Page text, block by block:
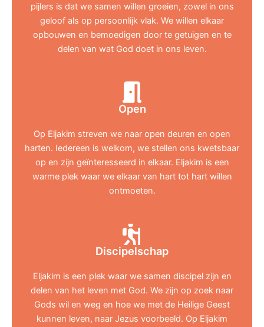
pijlers is dat we samen willen groeien, zowel in ons
geloof als op persoonlijk vlak. We willen elkaar
opbouwen en bemoedigen door te getuigen en te
delen van wat God doet in ons leven.
Open
Op Eljakim streven we naar open deuren en open
harten. Iedereen is welkom, we stellen ons kwetsbaar
op en zijn geïnteresseerd in elkaar. Eljakim is een
warme plek waar we elkaar van hart tot hart willen
ontmoeten.
Discipelschap
Eljakim is een plek waar we samen discipel zijn en
delen van het leven met God. We zijn op zoek naar
Gods wil en weg en hoe we met de Heilige Geest
kunnen leven, naar Jezus voorbeeld. Op Eljakim